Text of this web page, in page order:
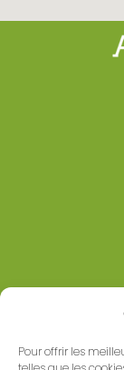
Pour offrir les